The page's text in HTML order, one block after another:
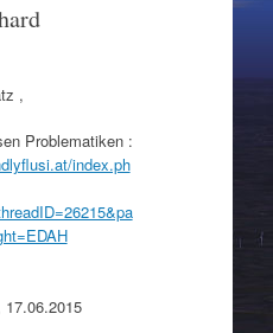
,
Problematiken :
index.ph
17.06.2015